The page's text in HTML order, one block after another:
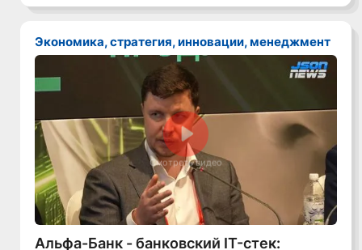
Экономика, стратегия, инновации, менеджмент
Смотреть видео
Альфа-Банк - банковский IT-стек: